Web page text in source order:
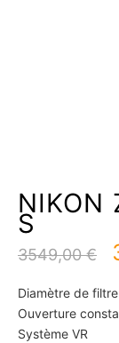
NIKON
S
3549,00€
Diamètre de
Ouverture
Système VR